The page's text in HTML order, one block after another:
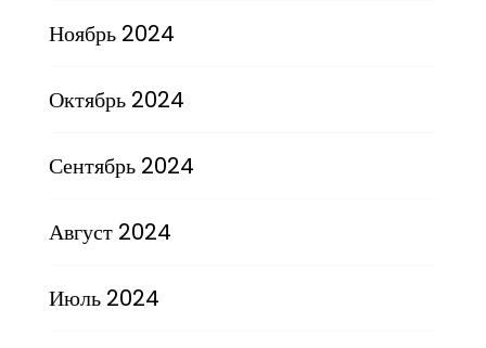
Ноябрь 2024
Октябрь 2024
Сентябрь 2024
Август 2024
Июль 2024